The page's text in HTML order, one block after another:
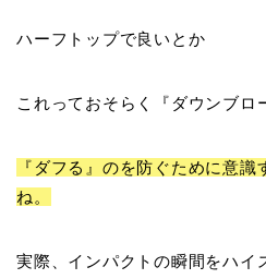
ハーフトップで良いとか
これっておそらく『 ダウンブロ
『 ダフる 』のを防ぐために意識
ね。
実際、インパクトの瞬間をハイ